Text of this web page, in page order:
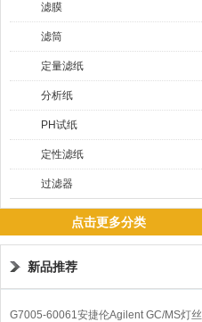
滤膜
滤筒
定量滤纸
分析纸
PH试纸
定性滤纸
过滤器
点击更多分类
新品推荐
G7005-60061安捷伦Agilent GC/MS灯丝